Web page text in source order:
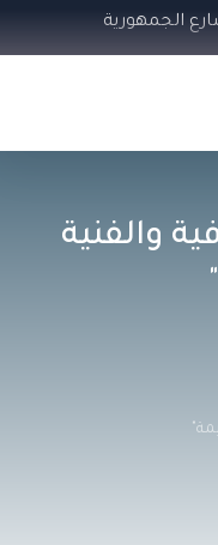
الجمهورية
والفنية